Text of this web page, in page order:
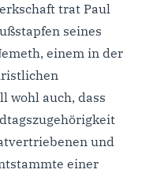
trat Paul
seines
einem in der
wohl auch, dass
und
einer